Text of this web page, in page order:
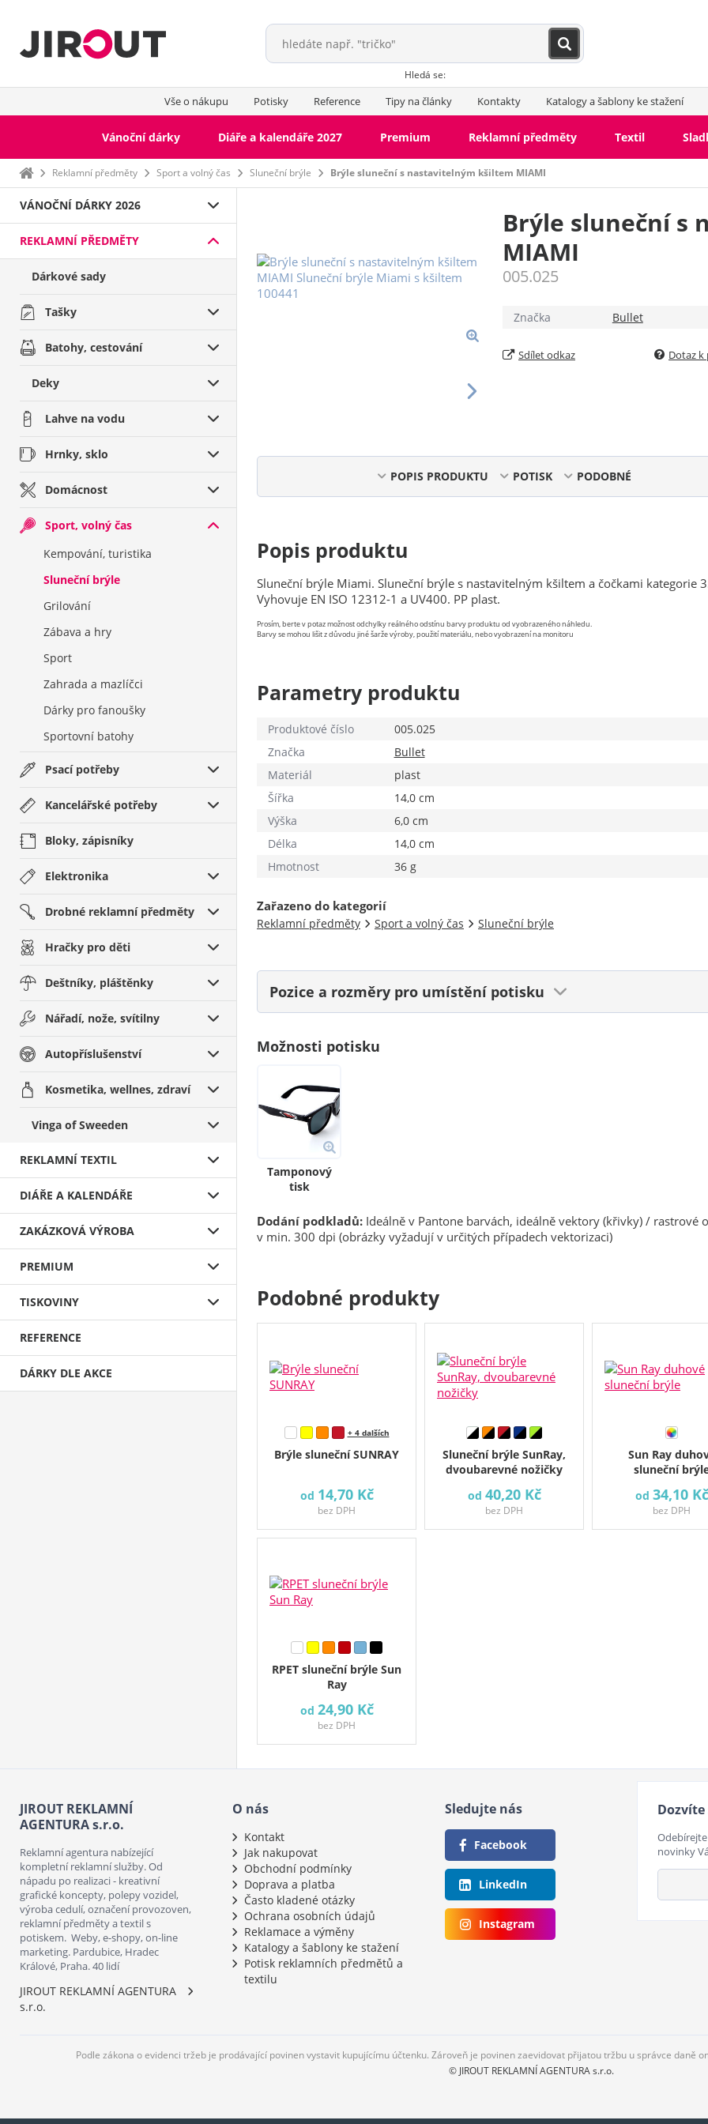
Hledá se:
Vše o nákupu Potisky Reference Tipy na články Kontakty Katalogy a šablony ke stažení
Vánoční dárky Diáře a kalendáře 2027 Premium Reklamní předměty Textil
Domů Reklamní předměty Sport a volný čas Sluneční brýle Brýle sluneční s nastavitelným kšiltem MIAMI
VÁNOČNÍ DÁRKY 2026
REKLAMNÍ PŘEDMĚTY
Dárkové sady
Tašky
Batohy, cestování
Deky
Lahve na vodu
Hrnky, sklo
Domácnost
Sport, volný čas
Kempování, turistika
Sluneční brýle
Grilování
Zábava a hry
Sport
Zahrada a mazlíčci
Dárky pro fanoušky
Sportovní batohy
Psací potřeby
Kancelářské potřeby
Bloky, zápisníky
Elektronika
Drobné reklamní předměty
Hračky pro děti
Deštníky, pláštěnky
Nářadí, nože, svítilny
Autopříslušenství
Kosmetika, wellnes, zdraví
Vinga of Sweeden
REKLAMNÍ TEXTIL
DIÁŘE A KALENDÁŘE
ZAKÁZKOVÁ VÝROBA
PREMIUM
TISKOVINY
REFERENCE
DÁRKY DLE AKCE
Brýle sluneční s
MIAMI
005.025
Značka Bullet
Sdílet odkaz Dotaz
POPIS PRODUKTU POTISK PODOBNÉ
Popis produktu
Sluneční brýle Miami. Sluneční brýle s nastavitelným kšiltem a čočkami kategorie
Vyhovuje EN ISO 12312-1 a UV400. PP plast.
Prosím, berte v potaz možnost odchylky reálného odstínu barvy produktu od vyobrazeného náhledu.
Barvy se mohou lišit z důvodu jiné šarže výroby, použití materiálu, nebo vyobrazení na monitoru
Parametry produktu
Produktové číslo
005.025
Značka
Bullet
Materiál
plast
Šířka
14,0 cm
Výška
6,0 cm
Délka
14,0 cm
Hmotnost
36 g
Zařazeno do kategorií
Reklamní předměty Sport a volný čas Sluneční brýle
Pozice a rozměry pro umístění potisku
Možnosti potisku
Tamponový
tisk
Dodání podkladů: Ideálně v Pantone barvách, ideálně vektory (křivky) / rastrové
v min. 300 dpi (obrázky vyžadují v určitých případech vektorizaci)
Podobné produkty
Brýle sluneční SUNRAY
+ 4 dalších
od 14,70 Kč
bez DPH
Sluneční brýle SunRay,
dvoubarevné nožičky
od 40,20 Kč
bez DPH
Sun Ray
sluneční
od 34,10 Kč
bez DPH
RPET sluneční brýle Sun
Ray
od 24,90 Kč
bez DPH
JIROUT REKLAMNÍ
AGENTURA s.r.o.
Reklamní agentura nabízející
kompletní reklamní služby. Od
nápadu po realizaci - kreativní
grafické koncepty, polepy vozidel,
výroba cedulí, označení provozoven,
reklamní předměty a textil s
potiskem. Weby, e-shopy, on-line
marketing. Pardubice, Hradec
Králové, Praha. 40 lidí
JIROUT REKLAMNÍ AGENTURA
s.r.o.
O nás
Kontakt
Jak nakupovat
Obchodní podmínky
Doprava a platba
Často kladené otázky
Ochrana osobních údajů
Reklamace a výměny
Katalogy a šablony ke stažení
Potisk reklamních předmětů a
textilu
Sledujte nás
Facebook
LinkedIn
Instagram
novinky
Podle zákona o evidenci tržeb je prodávající povinen vystavit kupujícímu účtenku. Zároveň je povinen zaevidovat přijatou tržbu u správce daně
© JIROUT REKLAMNÍ AGENTURA s.r.o.